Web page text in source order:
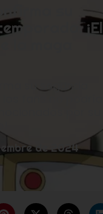
su
¡El
la maga
su segunda
fans no podrían
por su
de 2024